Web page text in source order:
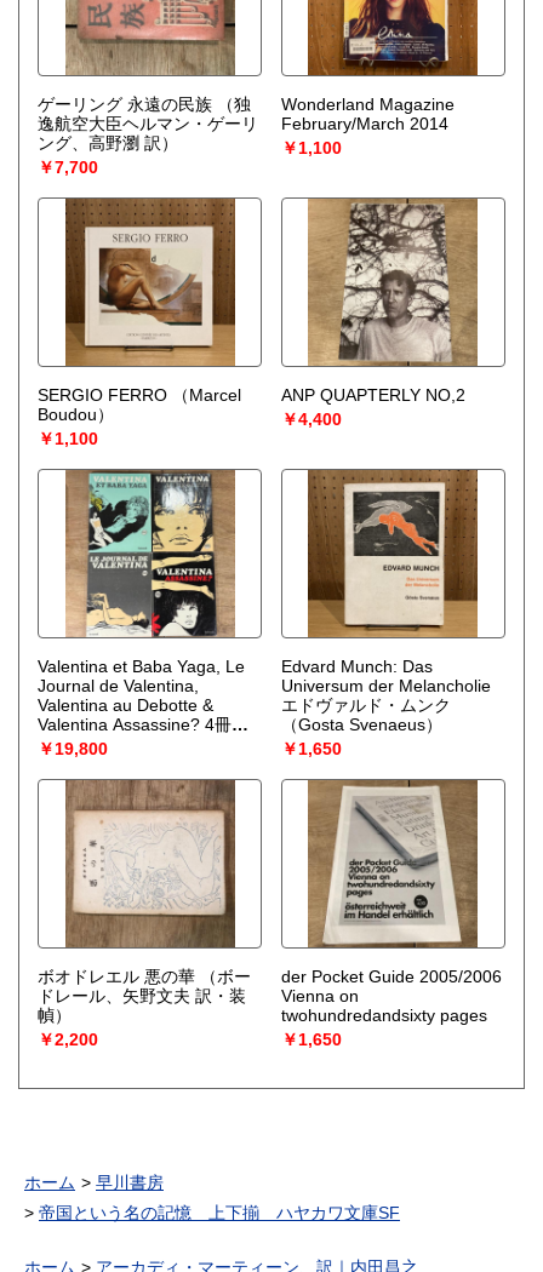
ゲーリング 永遠の民族
（独
逸航空大臣ヘルマン・ゲーリ
ング、高野瀏 訳）
￥7,700
Wonderland Magazine
February/March 2014
￥1,100
SERGIO FERRO
（Marcel
Boudou）
￥1,100
ANP QUAPTERLY NO,2
￥4,400
Valentina et Baba Yaga, Le
Journal de Valentina,
Valentina au Debotte &
Valentina Assassine? 4冊セ
ット （Guido Crepax グイ
ド・クレパックス）
￥19,800
Edvard Munch: Das
Universum der Melancholie
エドヴァルド・ムンク
（Gosta Svenaeus）
￥1,650
ボオドレエル 悪の華
（ボー
ドレール、矢野文夫 訳・装
幀）
￥2,200
der Pocket Guide 2005/2006
Vienna on
twohundredandsixty pages
￥1,650
ホーム
早川書房
帝国という名の記憶 上下揃 ハヤカワ文庫SF
ホーム アーカディ・マーティーン、訳｜内田昌之